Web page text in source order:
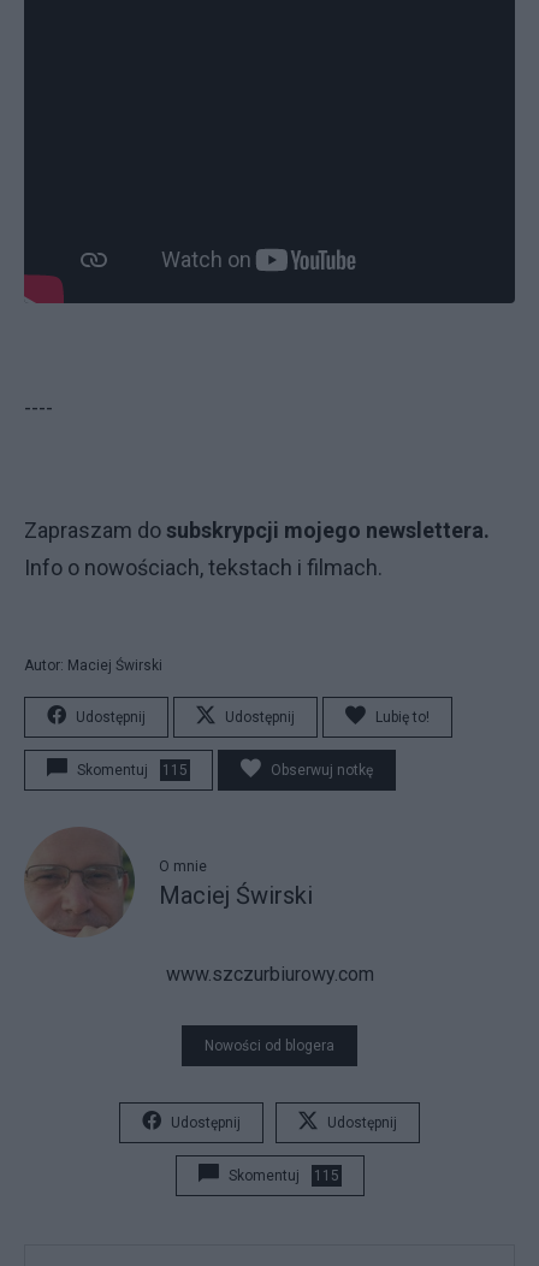
----
Zapraszam do subskrypcji mojego newslettera.
Info o nowościach, tekstach i filmach.
Autor: Maciej Świrski
Udostępnij Udostępnij Lubię to!
Skomentuj 115 Obserwuj notkę
O mnie
Maciej Świrski
www.szczurbiurowy.com
Nowości od blogera
Udostępnij Udostępnij
Skomentuj 115